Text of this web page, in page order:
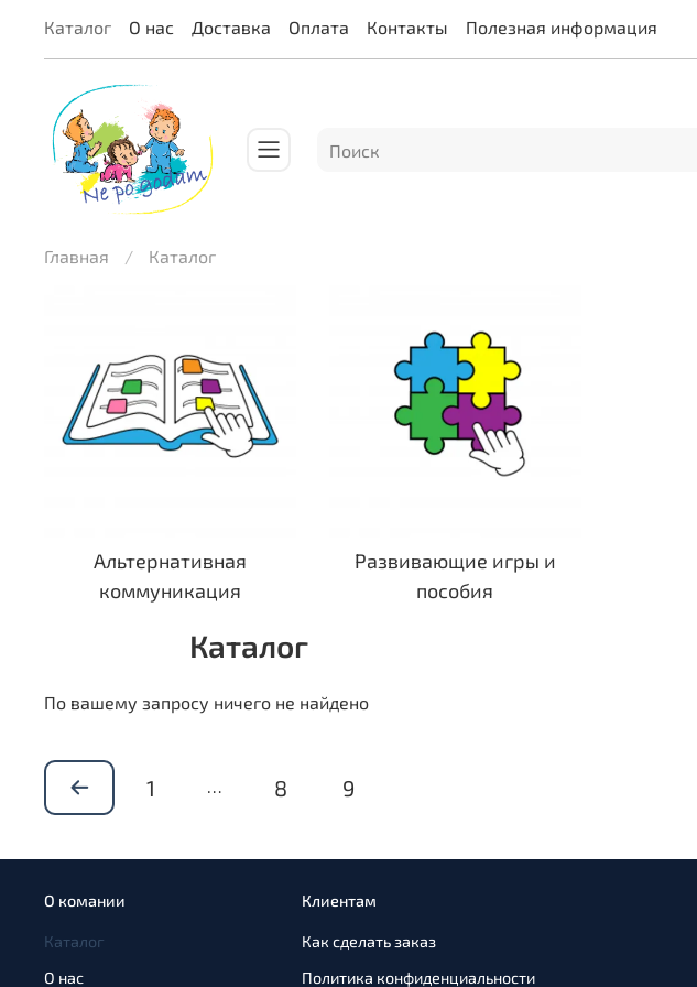
Каталог О нас Доставка Оплата Контакты Полезная информация
Главная Каталог
Альтернативная
коммуникация
Развивающие игры и
пособия
Каталог
По вашему запросу ничего не найдено
1 … 8 9
О комании
Каталог
О нас
Клиентам
Как сделать заказ
Политика конфиденциальности